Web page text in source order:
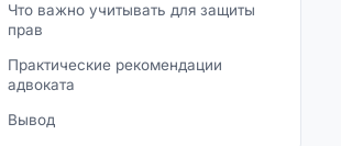
Что важно учитывать для защиты
прав
Практические рекомендации
адвоката
Вывод